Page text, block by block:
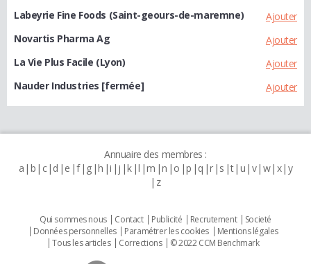
Ajouter
Labeyrie Fine Foods (Saint-geours-de-maremne)
Ajouter
Novartis Pharma Ag
Ajouter
La Vie Plus Facile (Lyon)
Ajouter
Nauder Industries [fermée]
Annuaire des membres :
a b c d e f g h i j k l m n o p q r s t u v w x y
z
Qui sommes nous Contact Publicité Recrutement
Societé
Données personnelles
Paramétrer les cookies
Mentions légales
Tous les articles
Corrections © 2022 CCM Benchmark